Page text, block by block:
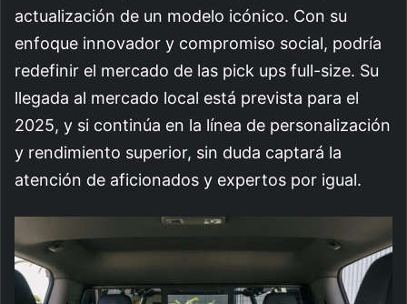
actualización de un modelo icónico. Con su
enfoque innovador y compromiso social, podría
redefinir el mercado de las pick ups full-size. Su
llegada al mercado local está prevista para el
2025, y si continúa en la línea de personalización
y rendimiento superior, sin duda captará la
atención de aficionados y expertos por igual.